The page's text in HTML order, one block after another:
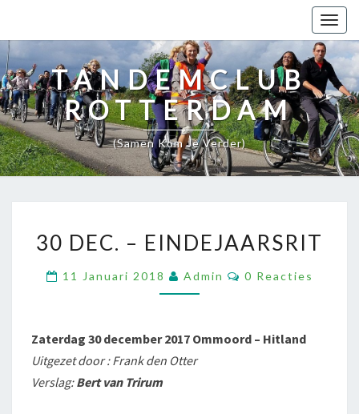
TANDEMCLUB
ROTTERDAM
(samen Kom Je Verder)
DEC.
EINDEJAARSRIT
30 DEC. – EINDEJAARSRIT
11 Januari 2018 Admin Reacties
0 Reacties
Zaterdag 30 december 2017 Ommoord – Hitland
Uitgezet door : Frank den Otter
Verslag: Bert van Trirum